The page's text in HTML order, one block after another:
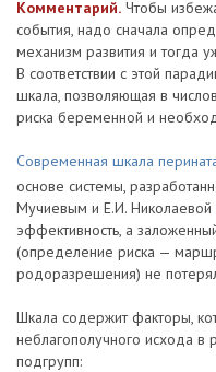
Комментарий. Чтобы
события, надо сначала
механизм развития и тогда
В соответствии с этой
шкала, позволяющая в
риска беременной и
Современная шкала
основе системы,
Мучиевым и Е.И. Николаевой
эффективность, а
(определение риска —
родоразрешения) не
Шкала содержит факторы,
неблагополучного исхода в
подгрупп: